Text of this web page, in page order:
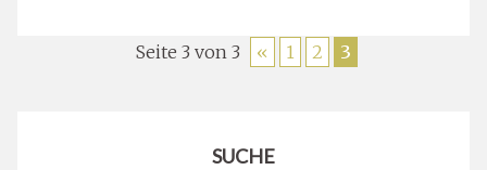
Seite 3 von 3 « 1 2 3
SUCHE